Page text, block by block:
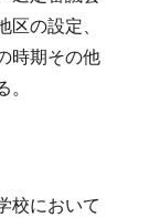
の設定、
時期その他
校において